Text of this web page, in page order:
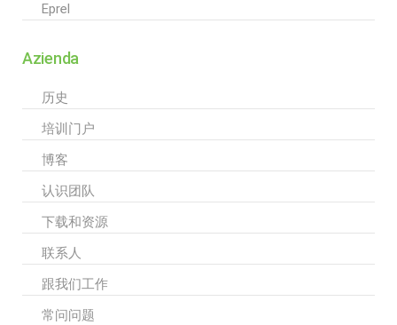
Eprel
Azienda
历史
培训门户
博客
认识团队
下载和资源
联系人
跟我们工作
常问问题